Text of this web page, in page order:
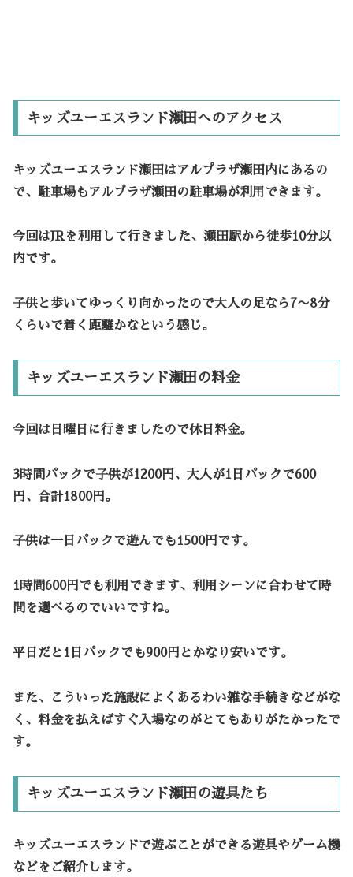
キッズユーエスランド瀬田へのアクセス
キッズユーエスランド瀬田はアルプラザ瀬田 内にあるの
で、駐車場もアルプラザ瀬田の駐車場が利用できます。
今回はJRを利用して行きました、瀬田駅から徒歩10分以
内です。
子供と歩いてゆっくり向かったので大人の足なら7〜8分
くらいで着く距離かなという感じ。
キッズユーエスランド瀬田の料金
今回は日曜日に行きましたので休日料金。
3時間パックで子供が1200円、大人が1日パックで600
円、合計1800円。
子供は一日パックで遊んでも1500円です。
1時間600円でも利用できます、利用シーンに合わせて時
間を選べるのでいいですね。
平日だと1日パックでも900円とかなり安いです。
また、こういった施設によくあるわい雑な手続きなどがな
く、料金を払えばすぐ入場なのがとてもありがたかったで
す。
キッズユーエスランド瀬田の遊具たち
キッズユーエスランドで遊ぶことができる遊具やゲーム機
などをご紹介します。